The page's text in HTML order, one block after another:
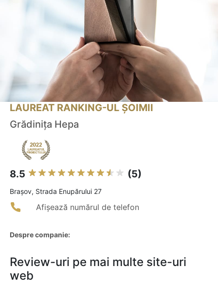
LAUREAT RANKING-UL ȘOIMII
Grădinița Hepa
8.5 (5)
Braşov, Strada Enupărului 27
Afișează numărul de telefon
Despre companie:
Review-uri pe mai multe site-uri
web